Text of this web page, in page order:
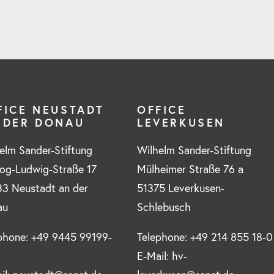
NEUSTADT
DONAU
Sander-Stiftung
Ludwig-Straße 17
Neustadt an der
+49 9445 99199-
OFFICE
LEVERKUSEN
Wilhelm Sander-Stiftung
Mülheimer Straße 76 a
51375 Leverkusen-
Schlebusch
Telephone: +49 214 855 18-0
E-Mail: hv-